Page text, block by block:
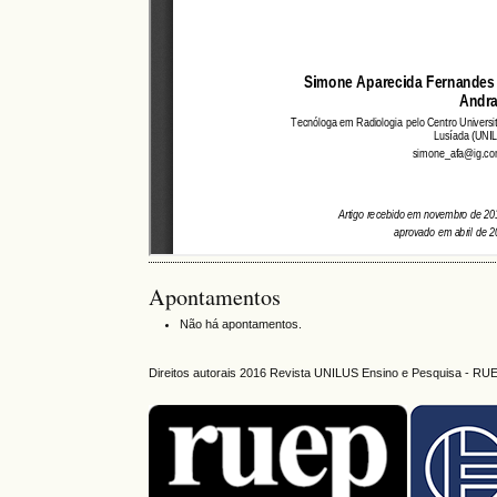
Apontamentos
Não há apontamentos.
Direitos autorais 2016 Revista UNILUS Ensino e Pesquisa -